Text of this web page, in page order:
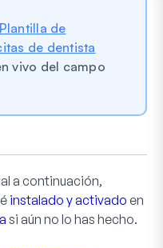
Plantilla de
de dentista
vivo del campo
a continuación,
instalado y activado en
si aún no lo has hecho.